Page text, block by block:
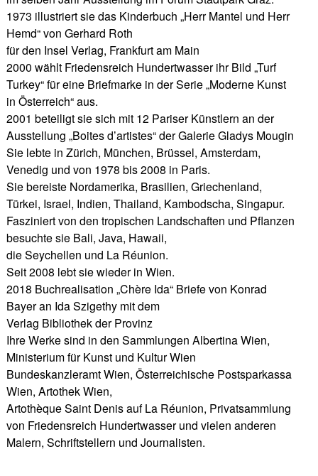
1973 illustriert sie das Kinderbuch „Herr Mantel und Herr
Hemd“ von Gerhard Roth
für den Insel Verlag, Frankfurt am Main
2000 wählt Friedensreich Hundertwasser ihr Bild „Turf
Turkey“ für eine Briefmarke in der Serie „Moderne Kunst
in Österreich“ aus.
2001 beteiligt sie sich mit 12 Pariser Künstlern an der
Ausstellung „Boites d’artistes“ der Galerie Gladys Mougin
Sie lebte in Zürich, München, Brüssel, Amsterdam,
Venedig und von 1978 bis 2008 in Paris.
Sie bereiste Nordamerika, Brasilien, Griechenland,
Türkei, Israel, Indien, Thailand, Kambodscha, Singapur.
Fasziniert von den tropischen Landschaften und Pflanzen
besuchte sie Bali, Java, Hawaii,
die Seychellen und La Réunion.
Seit 2008 lebt sie wieder in Wien.
2018 Buchrealisation „Chère Ida“ Briefe von Konrad
Bayer an Ida Szigethy mit dem
Verlag Bibliothek der Provinz
Ihre Werke sind in den Sammlungen Albertina Wien,
Ministerium für Kunst und Kultur Wien
Bundeskanzleramt Wien, Österreichische Postsparkassa
Wien, Artothek Wien,
Artothèque Saint Denis auf La Réunion, Privatsammlung
von Friedensreich Hundertwasser und vielen anderen
Malern, Schriftstellern und Journalisten.